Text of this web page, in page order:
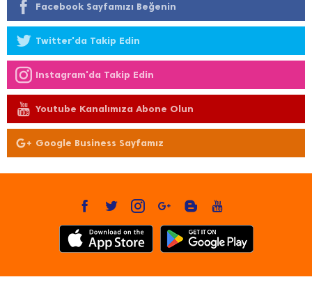
Facebook Sayfamızı Beğenin
Twitter'da Takip Edin
Instagram'da Takip Edin
Youtube Kanalımıza Abone Olun
Google Business Sayfamız